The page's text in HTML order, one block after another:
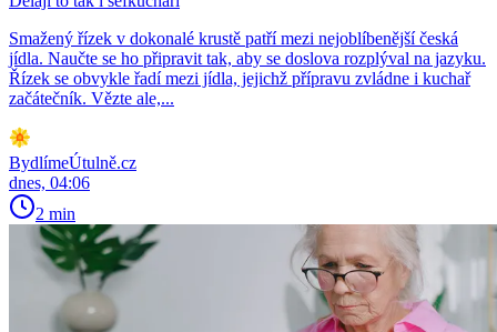
Smažený řízek v dokonalé krustě patří mezi nejoblíbenější česká
jídla. Naučte se ho připravit tak, aby se doslova rozplýval na jazyku.
Řízek se obvykle řadí mezi jídla, jejichž přípravu zvládne i kuchař
začátečník. Vězte ale,...
BydlímeÚtulně.cz
dnes, 04:06
2 min